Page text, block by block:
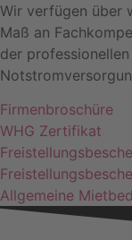
Wir verfügen über
Maß an
der
Firmenbroschüre
WHG Zertifikat
Allgemeine